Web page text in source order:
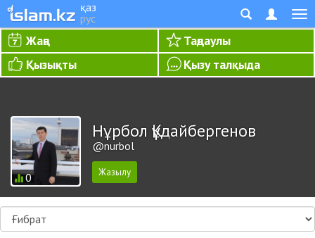
қаз
рус
Жаңа
Таңдаулы
Қызықты
Қызу талқыда
0
Нұрбол Құдайбергенов
@nurbol